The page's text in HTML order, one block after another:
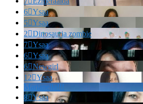
6Ysaa
5Ysaa
2Dinosauria zombie
7Ysaa
6Ysaa
6Newgirl
12Ysaa
Marianella!!!
8Ysaa